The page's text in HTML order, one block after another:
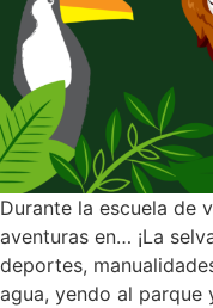
Durante la escuela de
aventuras en… ¡La
deportes,
agua, yendo al parque